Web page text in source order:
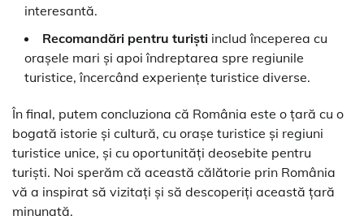
interesantă.
Recomandări pentru turiști includ începerea cu
orașele mari și apoi îndreptarea spre regiunile
turistice, încercând experiențe turistice diverse.
În final, putem concluziona că România este o țară cu o
bogată istorie și cultură, cu orașe turistice și regiuni
turistice unice, și cu oportunități deosebite pentru
turiști. Noi sperăm că această călătorie prin România
vă a inspirat să vizitați și să descoperiți această țară
minunată.